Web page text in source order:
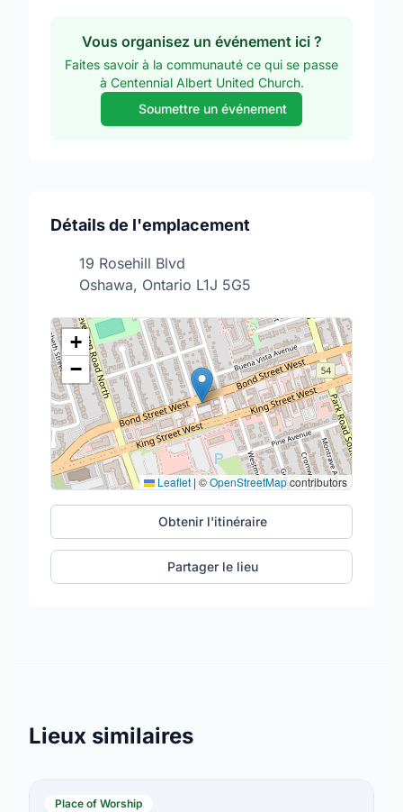
Vous organisez un événement ici ?
Faites savoir à la communauté ce qui se passe
à Centennial Albert United Church.
Soumettre un événement
Détails de l'emplacement
19 Rosehill Blvd
Oshawa, Ontario L1J 5G5
+
−
Leaflet | ©OpenStreetMapcontributors
Obtenir l'itinéraire
Partager le lieu
Lieux similaires
Place of Worship